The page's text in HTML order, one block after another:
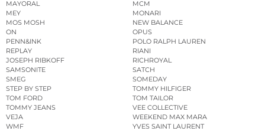
MAYORAL
MCM
MEY
MONARI
MOS MOSH
NEW BALANCE
ON
OPUS
PENN&INK
POLO RALPH LAUREN
REPLAY
RIANI
JOSEPH RIBKOFF
RICHROYAL
SAMSONITE
SATCH
SMEG
SOMEDAY
STEP BY STEP
TOMMY HILFIGER
TOM FORD
TOM TAILOR
TOMMY JEANS
VEE COLLECTIVE
VEJA
WEEKEND MAX MARA
WMF
YVES SAINT LAURENT